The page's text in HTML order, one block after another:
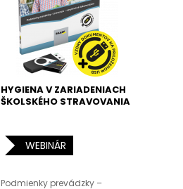
HYGIENA V ZARIADENIACH
ŠKOLSKÉHO STRAVOVANIA
WEBINÁR
Podmienky prevádzky –